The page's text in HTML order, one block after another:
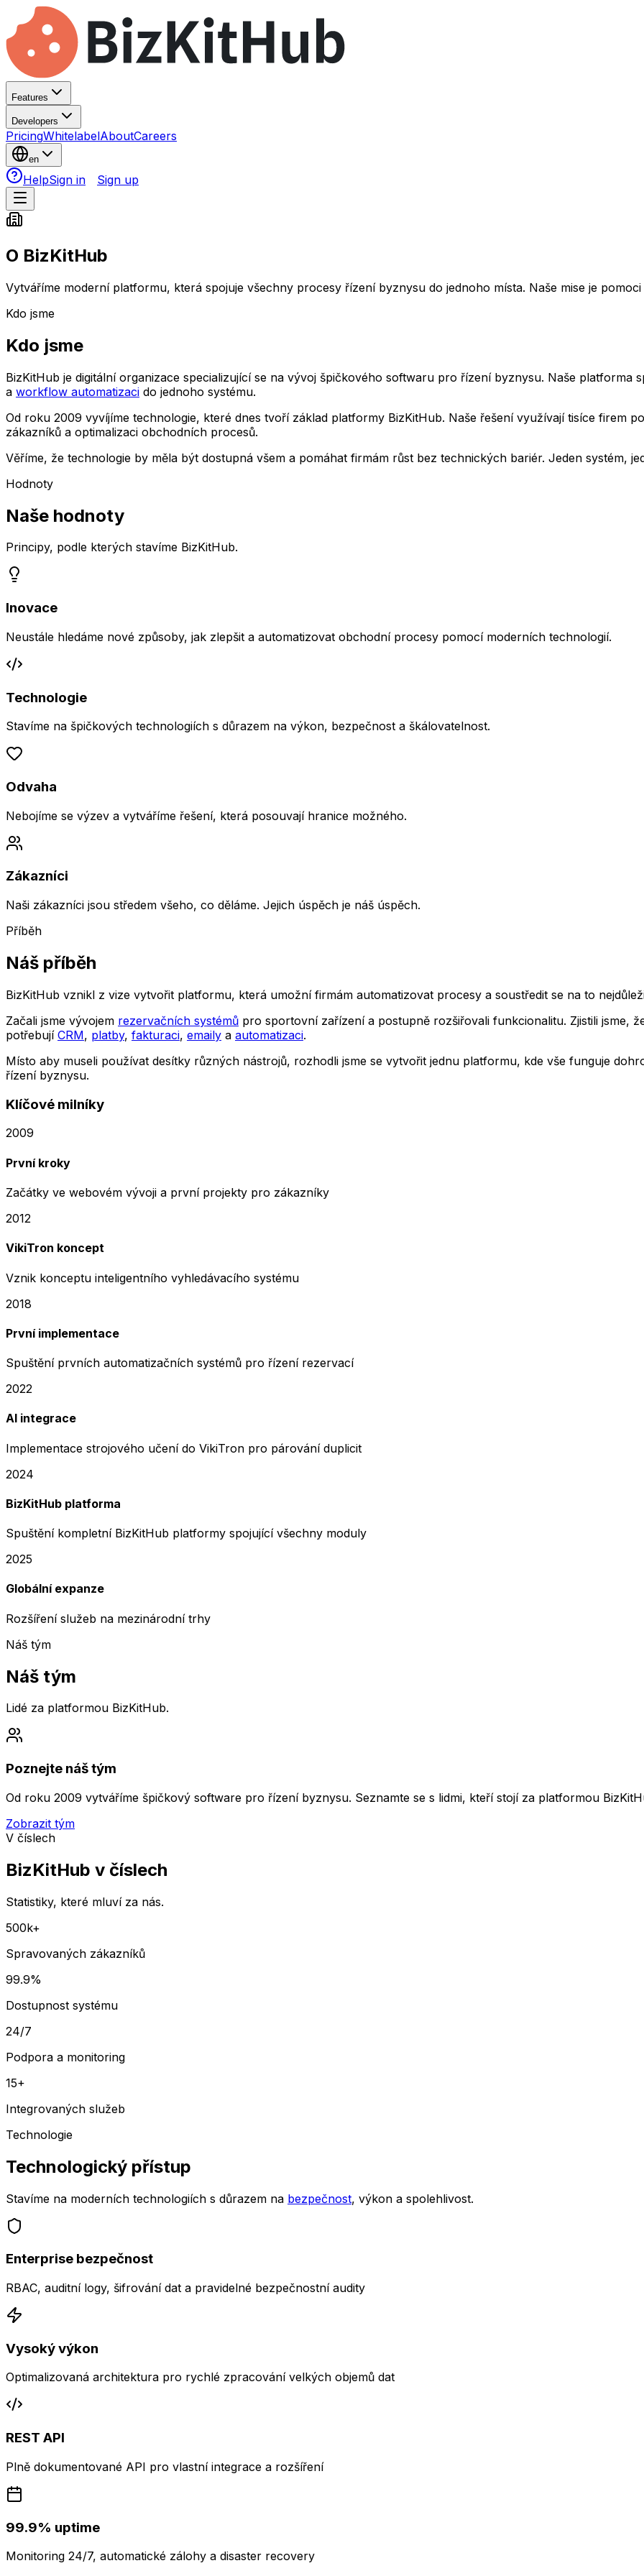
Features
Developers
PricingWhitelabelAboutCareers
en
HelpSign in Sign up
O BizKitHub
Vytváříme moderní platformu, která spojuje všechny procesy řízení byznysu do jednoho místa. Naše mise je
Kdo jsme
Kdo jsme
BizKitHub je digitální organizace specializující se na vývoj špičkového softwaru pro řízení byznysu. Naše platforma
a workflow automatizaci do jednoho systému.
Od roku 2009 vyvíjíme technologie, které dnes tvoří základ platformy BizKitHub. Naše řešení využívají tisíce firem
zákazníků a optimalizaci obchodních procesů.
Věříme, že technologie by měla být dostupná všem a pomáhat firmám růst bez technických bariér. Jeden systém,
Hodnoty
Naše hodnoty
Principy, podle kterých stavíme BizKitHub.
Inovace
Neustále hledáme nové způsoby, jak zlepšit a automatizovat obchodní procesy pomocí moderních technologií.
Technologie
Stavíme na špičkových technologiích s důrazem na výkon, bezpečnost a škálovatelnost.
Odvaha
Nebojíme se výzev a vytváříme řešení, která posouvají hranice možného.
Zákazníci
Naši zákazníci jsou středem všeho, co děláme. Jejich úspěch je náš úspěch.
Příběh
Náš příběh
BizKitHub vznikl z vize vytvořit platformu, která umožní firmám automatizovat procesy a soustředit se na to
Začali jsme vývojem rezervačních systémů pro sportovní zařízení a postupně rozšiřovali funkcionalitu. Zjistili jsme,
potřebují CRM, platby, fakturaci, emaily a automatizaci.
Místo aby museli používat desítky různých nástrojů, rozhodli jsme se vytvořit jednu platformu, kde vše funguje
řízení byznysu.
Klíčové milníky
2009
První kroky
Začátky ve webovém vývoji a první projekty pro zákazníky
2012
VikiTron koncept
Vznik konceptu inteligentního vyhledávacího systému
2018
První implementace
Spuštění prvních automatizačních systémů pro řízení rezervací
2022
AI integrace
Implementace strojového učení do VikiTron pro párování duplicit
2024
BizKitHub platforma
Spuštění kompletní BizKitHub platformy spojující všechny moduly
2025
Globální expanze
Rozšíření služeb na mezinárodní trhy
Náš tým
Náš tým
Lidé za platformou BizKitHub.
Poznejte náš tým
Od roku 2009 vytváříme špičkový software pro řízení byznysu. Seznamte se s lidmi, kteří stojí za platformou
Zobrazit tým
V číslech
BizKitHub v číslech
Statistiky, které mluví za nás.
500k+
Spravovaných zákazníků
99.9%
Dostupnost systému
24/7
Podpora a monitoring
15+
Integrovaných služeb
Technologie
Technologický přístup
Stavíme na moderních technologiích s důrazem na bezpečnost, výkon a spolehlivost.
Enterprise bezpečnost
RBAC, auditní logy, šifrování dat a pravidelné bezpečnostní audity
Vysoký výkon
Optimalizovaná architektura pro rychlé zpracování velkých objemů dat
REST API
Plně dokumentované API pro vlastní integrace a rozšíření
99.9% uptime
Monitoring 24/7, automatické zálohy a disaster recovery